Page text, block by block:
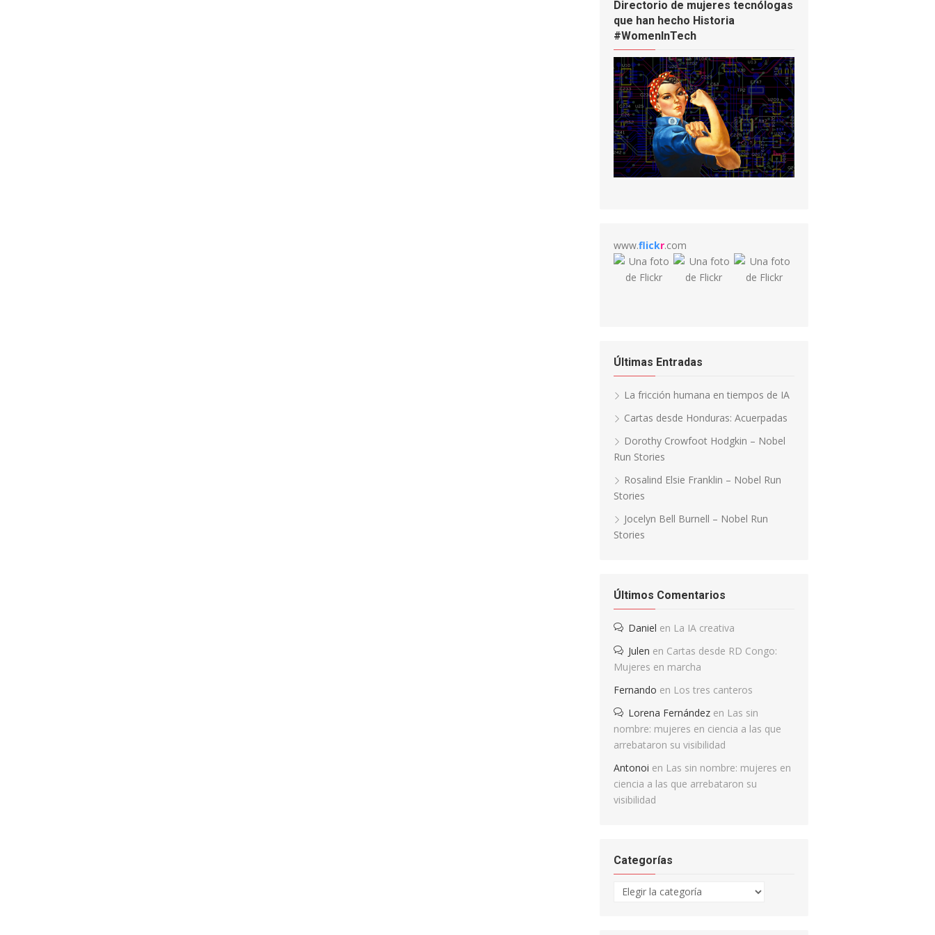
Directorio de mujeres tecnólogas
que han hecho Historia
#WomenInTech
www.flickr.com
Últimas Entradas
La fricción humana en tiempos de IA
Cartas desde Honduras: Acuerpadas
Dorothy Crowfoot Hodgkin – Nobel
Run Stories
Rosalind Elsie Franklin – Nobel Run
Stories
Jocelyn Bell Burnell – Nobel Run
Stories
Últimos Comentarios
Daniel en La IA creativa
Julen en Cartas desde RD Congo:
Mujeres en marcha
Fernando en Los tres canteros
Lorena Fernández en Las sin
nombre: mujeres en ciencia a las que
arrebataron su visibilidad
Antonoi en Las sin nombre: mujeres en
ciencia a las que arrebataron su
visibilidad
Categorías
Categorías